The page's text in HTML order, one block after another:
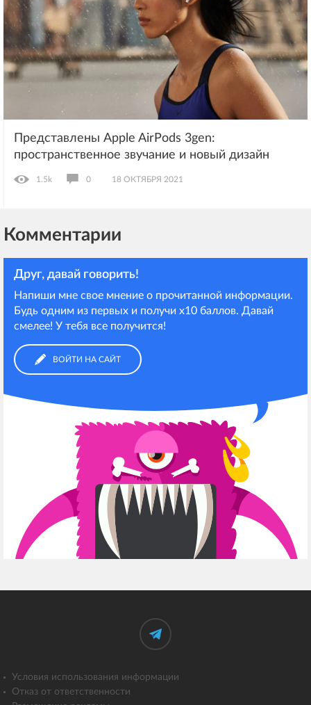
Представлены Apple AirPods 3gen:
пространственное звучание и новый дизайн
1.5k 0 18 ОКТЯБРЯ 2021
Комментарии
Друг, давай говорить!
Напиши мне свое мнение о прочитанной информации.
Будь одним из первых и получи х10 баллов. Давай
смелее! У тебя все получится!
ВОЙТИ НА САЙТ
Условия использования информации
Отказ от ответственности